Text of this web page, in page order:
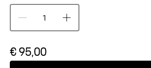
€ 95,00